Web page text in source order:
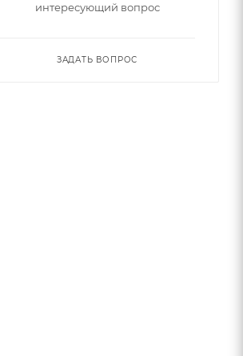
интересующий вопрос
ЗАДАТЬ ВОПРОС